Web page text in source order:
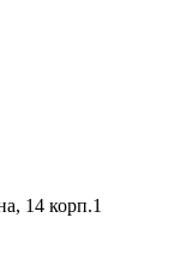
14 корп.1